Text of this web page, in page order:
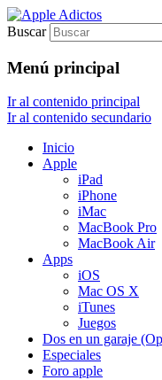
Apple
Sólo para
Buscar
Menú principal
Ir al contenido principal
Ir al contenido secundario
Inicio
Apple
iPad
iPhone
iMac
MacBook Pro
MacBook Air
Apps
iOS
Mac OS X
iTunes
Juegos
Dos en un garaje
Especiales
Foro apple